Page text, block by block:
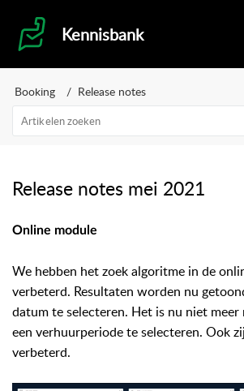
Kennisbank
Booking Release notes
Release notes mei 2021
Online module
We hebben het zoek algoritme in de
verbeterd. Resultaten worden nu
datum te selecteren. Het is nu niet meer
een verhuurperiode te selecteren. Ook
verbeterd.